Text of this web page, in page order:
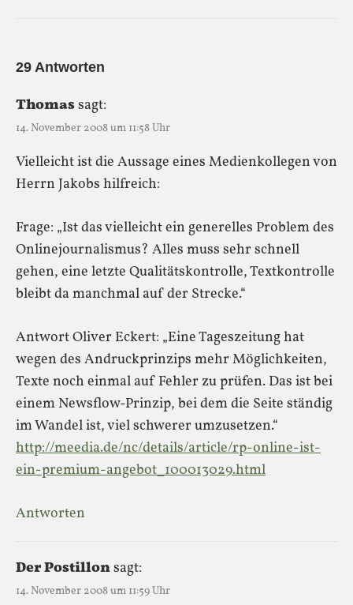
29 Antworten
Thomassagt:
14. November 2008 um 11:58 Uhr
Vielleicht ist die Aussage eines Medienkollegen von
Herrn Jakobs hilfreich:
Frage: „Ist das vielleicht ein generelles Problem des
Onlinejournalismus? Alles muss sehr schnell
gehen, eine letzte Qualitätskontrolle, Textkontrolle
bleibt da manchmal auf der Strecke.“
Antwort Oliver Eckert: „Eine Tageszeitung hat
wegen des Andruckprinzips mehr Möglichkeiten,
Texte noch einmal auf Fehler zu prüfen. Das ist bei
einem Newsflow-Prinzip, bei dem die Seite ständig
im Wandel ist, viel schwerer umzusetzen.“
http://meedia.de/nc/details/article/rp-online-ist-
ein-premium-angebot_100013029.html
Antworten
Der Postillonsagt:
14. November 2008 um 11:59 Uhr